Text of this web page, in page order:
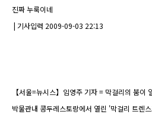
진짜 누룩이네
| 기사입력 2009-09-03 22:13
【서울=뉴시스】임영주 기자 = 막걸리의 붐이
박물관내 콩두레스토랑에서 열린 '막걸리 트렌